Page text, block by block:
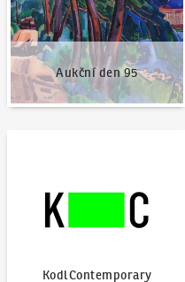
Aukční den 95
KodlContemporary